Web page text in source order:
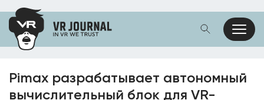
Pimax разрабатывает автономный
вычислительный блок для VR-